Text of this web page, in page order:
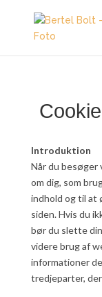
Introduktion
Når du besøger
om dig, som
indhold og til at
siden. Hvis du
bør du slette
videre brug af
informationer
tredjeparter,